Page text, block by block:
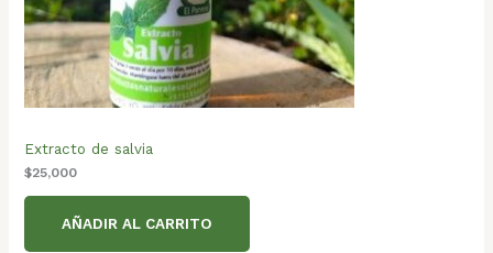
Extracto de salvia
$25,000
AÑADIR AL CARRITO